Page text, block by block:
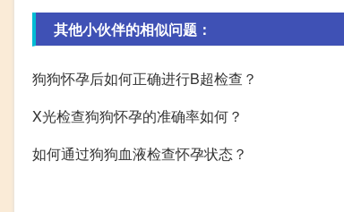
其他小伙伴的相似问题：
狗狗怀孕后如何正确进行B超检查？
X光检查狗狗怀孕的准确率如何？
如何通过狗狗血液检查怀孕状态？